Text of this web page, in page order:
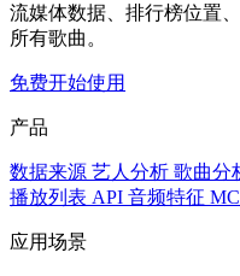
流媒体数据、排行榜位置
所有歌曲。
免费开始使用
产品
数据来源 艺人分析 歌曲分
播放列表 API 音频特征
应用场景